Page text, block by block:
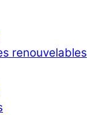
renouvelables